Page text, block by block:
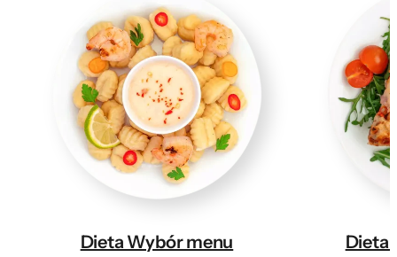
Dieta Wybór menu Dieta